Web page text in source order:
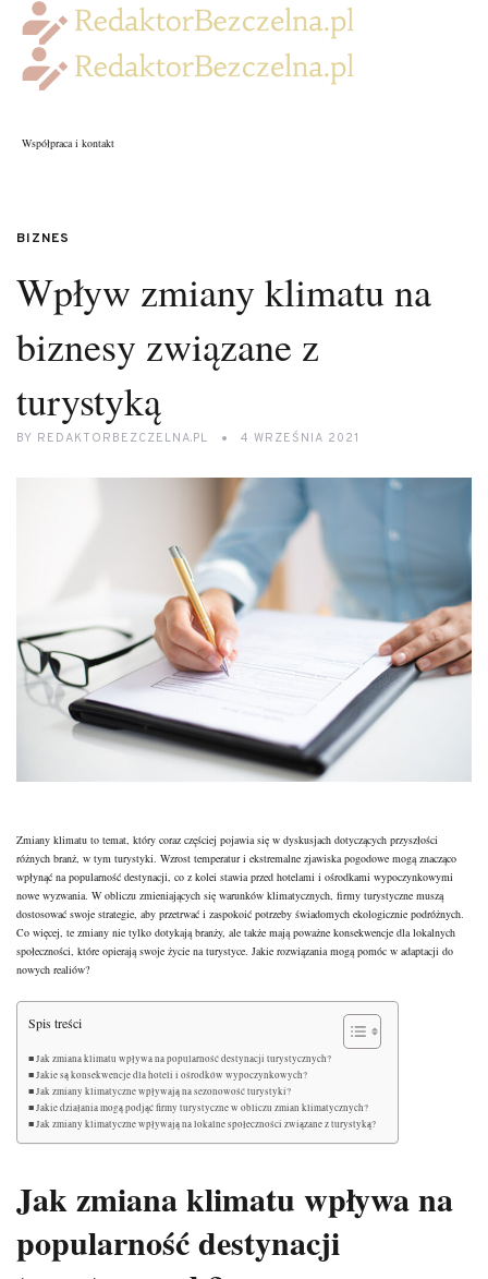
Współpraca i kontakt
BIZNES
Wpływ zmiany klimatu na
biznesy związane z
turystyką
BY REDAKTORBEZCZELNA.PL 4 WRZEŚNIA 2021
Zmiany klimatu to temat, który coraz częściej pojawia się w dyskusjach dotyczących przyszłości
różnych branż, w tym turystyki. Wzrost temperatur i ekstremalne zjawiska pogodowe mogą znacząco
wpłynąć na popularność destynacji, co z kolei stawia przed hotelami i ośrodkami wypoczynkowymi
nowe wyzwania. W obliczu zmieniających się warunków klimatycznych, firmy turystyczne muszą
dostosować swoje strategie, aby przetrwać i zaspokoić potrzeby świadomych ekologicznie podróżnych.
Co więcej, te zmiany nie tylko dotykają branży, ale także mają poważne konsekwencje dla lokalnych
społeczności, które opierają swoje życie na turystyce. Jakie rozwiązania mogą pomóc w adaptacji do
nowych realiów?
Spis treści
Jak zmiana klimatu wpływa na popularność destynacji turystycznych?
Jakie są konsekwencje dla hoteli i ośrodków wypoczynkowych?
Jak zmiany klimatyczne wpływają na sezonowość turystyki?
Jakie działania mogą podjąć firmy turystyczne w obliczu zmian klimatycznych?
Jak zmiany klimatyczne wpływają na lokalne społeczności związane z turystyką?
Jak zmiana klimatu wpływa na
popularność destynacji